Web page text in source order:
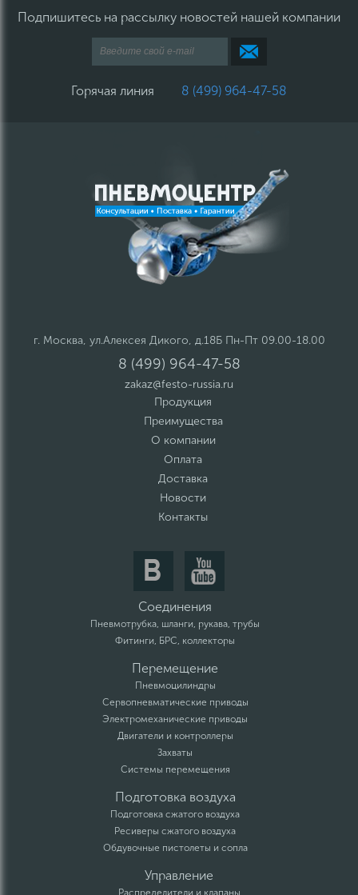
Подпишитесь на рассылку новостей нашей компании
Горячая линия 8 (499) 964-47-58
г. Москва, ул.Алексея Дикого, д.18Б Пн-Пт 09.00-18.00
8 (499) 964-47-58
zakaz@festo-russia.ru
Продукция
Преимущества
О компании
Оплата
Доставка
Новости
Контакты
Соединения
Пневмотрубка, шланги, рукава, трубы
Фитинги, БРС, коллекторы
Перемещение
Пневмоцилиндры
Сервопневматические приводы
Электромеханические приводы
Двигатели и контроллеры
Захваты
Системы перемещения
Подготовка воздуха
Подготовка сжатого воздуха
Ресиверы сжатого воздуха
Обдувочные пистолеты и сопла
Управление